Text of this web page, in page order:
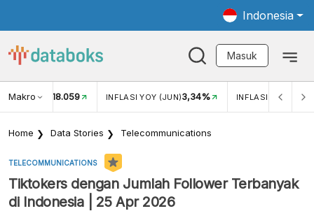
Indonesia
Masuk
Makro
USD/IDR 18.059 INFLASI YOY (JUN)3,34% INFLASI MOM
Home Data Stories Telecommunications
TELECOMMUNICATIONS
Tiktokers dengan Jumlah Follower Terbanyak
di Indonesia | 25 Apr 2026